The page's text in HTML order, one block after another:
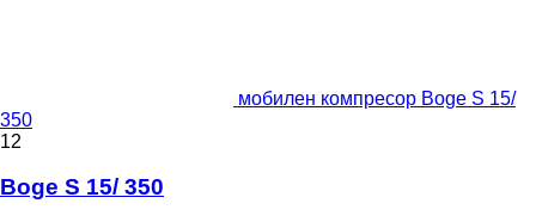
мобилен компресор Boge S 15/
350
12
Boge S 15/ 350